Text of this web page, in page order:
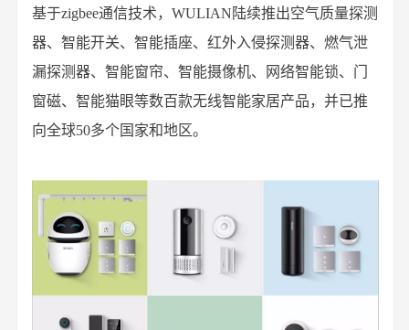
基于zigbee通信技术，WULIAN陆续推出空气质量探测
器、智能开关、智能插座、红外入侵探测器、燃气泄
漏探测器、智能窗帘、智能摄像机、网络智能锁、门
窗磁、智能猫眼等数百款无线智能家居产品，并已推
向全球50多个国家和地区。